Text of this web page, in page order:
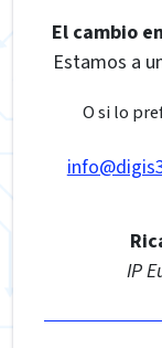
El cambio
Estamos a
O si lo
IP